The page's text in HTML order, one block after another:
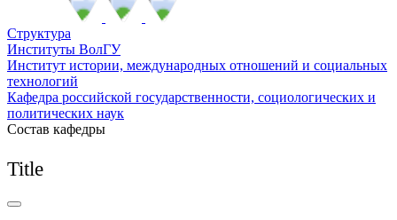
Структура
Институты ВолГУ
Институт истории, международных отношений и социальных
технологий
Кафедра российской государственности, социологических и
политических наук
Состав кафедры
Title